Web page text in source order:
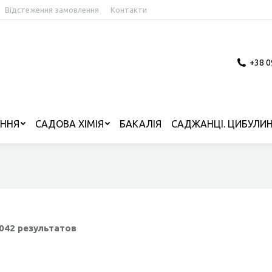
Відстеження замовлення Контакти
+38
САДОВА ХІМІЯ БАКАЛІЯ САДЖАНЦІ.
результатов